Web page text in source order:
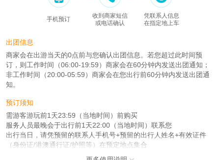
手机预订
收到商家短信
或电话确认
凭联系人信息
在指定地上车
出团信息
商家会在出游当天的0点前与您确认出团信息。若您超过此时间预
订，则工作时间（06:00-19:59）商家会在60分钟内发送出团通知；
非工作时间（20:00-05:59）商家会在您出行前60分钟内发送出团通
知。
预订须知
需游客游玩前1天23:59（当地时间）前购买
服务人员最晚会于出行前1天22:00（当地时间）联系您
出行当日，请凭预留的联系人手机号+预留的出行人姓名+有效证件
（身份证/港澳通行证/护照等）在预定地点集合